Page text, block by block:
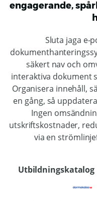
engagerande,
Sluta jaga e-
säkert nav och
interaktiva dokument
Organisera innehåll,
en gång, så
Ingen
utskriftskostnader,
via en
Utbildningskatalog